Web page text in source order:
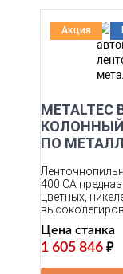
Акция
ПО
400 СA
цветных,
Цена станка
1 605 846 ₽